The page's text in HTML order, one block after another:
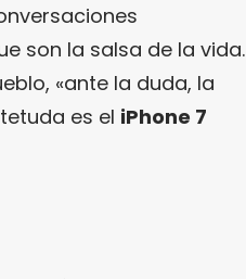
son la salsa de la vida.
«ante la duda, la
es el iPhone 7